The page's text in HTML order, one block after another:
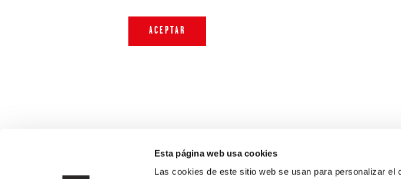
Esta página web usa cookies
Las cookies de este sitio web se usan para personalizar